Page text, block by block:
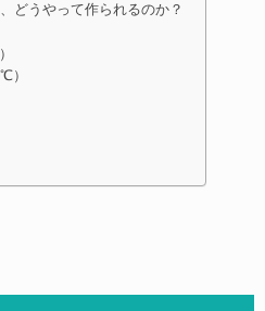
どうやって作られるのか？
）